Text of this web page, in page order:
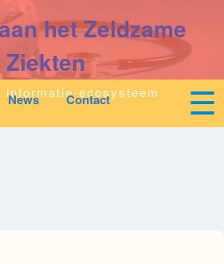
het Zeldzame
Ziekten
informatie-ecosysteem
News Contact ☰